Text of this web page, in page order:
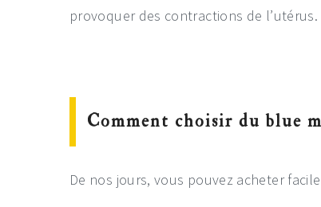
provoquer des contractions de l’utérus.
Comment choisir du blue
De nos jours, vous pouvez acheter